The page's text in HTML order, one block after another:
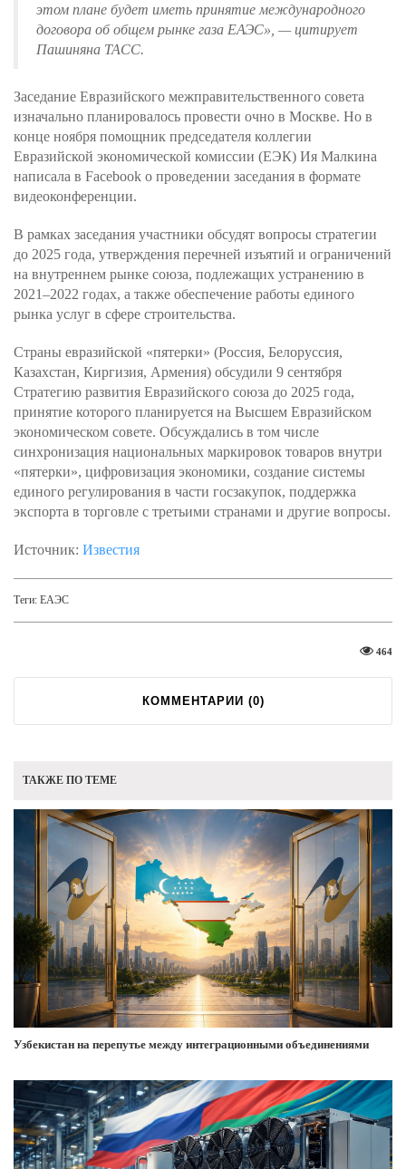
этом плане будет иметь принятие международного
договора об общем рынке газа ЕАЭС», — цитирует
Пашиняна ТАСС.
Заседание Евразийского межправительственного совета
изначально планировалось провести очно в Москве. Но в
конце ноября помощник председателя коллегии
Евразийской экономической комиссии (ЕЭК) Ия Малкина
написала в Facebook о проведении заседания в формате
видеоконференции.
В рамках заседания участники обсудят вопросы стратегии
до 2025 года, утверждения перечней изъятий и ограничений
на внутреннем рынке союза, подлежащих устранению в
2021–2022 годах, а также обеспечение работы единого
рынка услуг в сфере строительства.
Страны евразийской «пятерки» (Россия, Белоруссия,
Казахстан, Киргизия, Армения) обсудили 9 сентября
Стратегию развития Евразийского союза до 2025 года,
принятие которого планируется на Высшем Евразийском
экономическом совете. Обсуждались в том числе
синхронизация национальных маркировок товаров внутри
«пятерки», цифровизация экономики, создание системы
единого регулирования в части госзакупок, поддержка
экспорта в торговле с третьими странами и другие вопросы.
Источник: Известия
Теги: ЕАЭС
464
КОММЕНТАРИИ (0)
ТАКЖЕ ПО ТЕМЕ
Узбекистан на перепутье между интеграционными объединениями